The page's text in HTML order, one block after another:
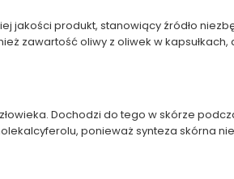
jakości produkt, stanowiący źródło
zawartość oliwy z oliwek w
Dochodzi do tego w skórze
ponieważ synteza skórna